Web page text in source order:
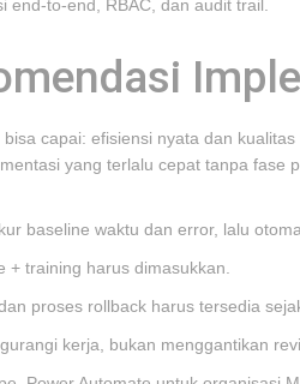
to-end, RBAC, dan audit trail.
capai: efisiensi nyata dan
yang terlalu cepat tanpa fase
baseline waktu dan error, lalu
training harus dimasukkan.
proses rollback harus tersedia
kerja, bukan menggantikan